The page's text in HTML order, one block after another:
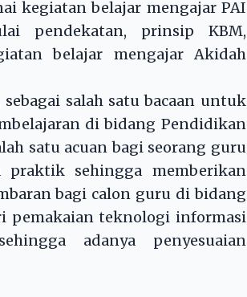
belajar mengajar PAI
pendekatan, prinsip KBM,
belajar mengajar Akidah
salah satu bacaan untuk
di bidang Pendidikan
satu acuan bagi seorang guru
sehingga memberikan
bagi calon guru di bidang
pemakaian teknologi informasi
adanya penyesuaian